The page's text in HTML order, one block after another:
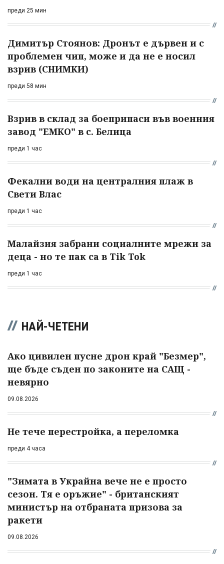
преди 25 мин
Димитър Стоянов: Дронът е дървен и с
проблемен чип, може и да не е носил
взрив (СНИМКИ)
преди 58 мин
Взрив в склад за боеприпаси във военния
завод "ЕМКО" в с. Белица
преди 1 час
Фекални води на централния плаж в
Свети Влас
преди 1 час
Малайзия забрани социалните мрежи за
деца - но те пак са в Tik Tok
преди 1 час
НАЙ-ЧЕТЕНИ
Ако цивилен пусне дрон край "Безмер",
ще бъде съден по законите на САЩ -
невярно
09.08.2026
Не тече перестройка, а переломка
преди 4 часа
"Зимата в Украйна вече не е просто
сезон. Тя е оръжие" - британският
министър на отбраната призова за
ракети
09.08.2026